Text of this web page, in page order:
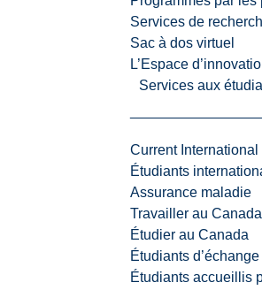
Services de
Sac à dos virtuel
L’Espace
Services aux
Current International
Étudiants
Assurance maladie
Travailler au Canada
Étudier au Canada
Étudiants
Étudiants accueillis